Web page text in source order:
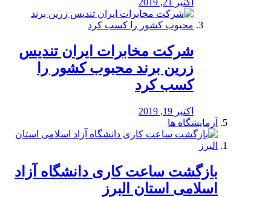
اکتبر 21, 2019
شرکت مخابرات ایران تندیس
زرین برند محبوب کشور را
کسب کرد
اکتبر 19, 2019
آزمایشگاه ها
بازگشت ساعت کاری دانشگاه آزاد
اسلامی استان البرز